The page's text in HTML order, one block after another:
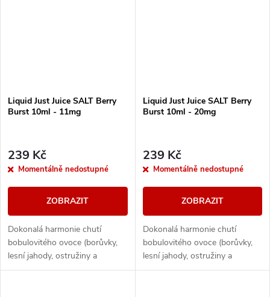
Liquid Just Juice SALT Berry
Burst 10ml - 11mg
239 Kč
Momentálně nedostupné
ZOBRAZIT
Dokonalá harmonie chutí
bobulovitého ovoce (borůvky,
lesní jahody, ostružiny a
maliny).
Liquid Just Juice SALT Berry
Burst 10ml - 20mg
239 Kč
Momentálně nedostupné
ZOBRAZIT
Dokonalá harmonie chutí
bobulovitého ovoce (borůvky,
lesní jahody, ostružiny a
maliny).